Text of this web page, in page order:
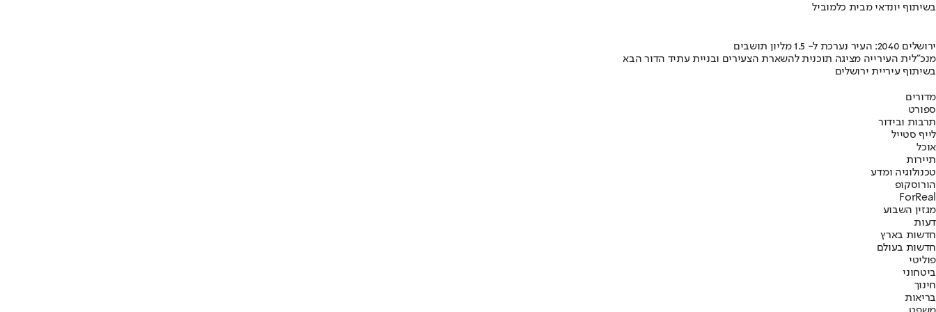
בשיתוף יונדאי מבית כלמוביל
ירושלים 2040: העיר נערכת ל- 1.5 מליון תושבים
מנכ"לית העירייה מציגה תוכנית להשארת הצעירים ובניית עתיד הדור הבא
בשיתוף עיריית ירושלים
מדורים
ספורט
תרבות ובידור
לייף סטייל
אוכל
תיירות
טכנולוגיה ומדע
הורוסקופ
ForReal
מגזין השבוע
דעות
חדשות בארץ
חדשות בעולם
פוליטי
ביטחוני
חינוך
בריאות